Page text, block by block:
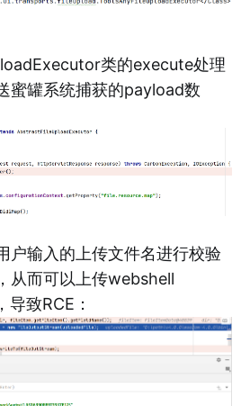
类的execute处理
蜜罐系统捕获的payload数
户输入的上传文件名进行校验
从而可以上传webshell
致RCE：